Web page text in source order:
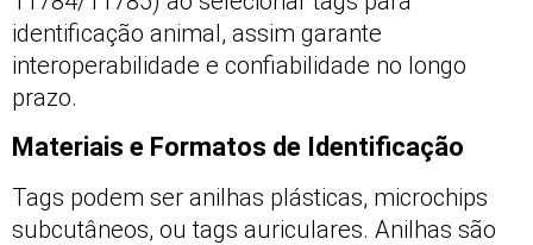
identificação animal, assim garante
interoperabilidade e confiabilidade no longo
prazo.
Materiais e Formatos de Identificação
Tags podem ser anilhas plásticas, microchips
subcutâneos, ou tags auriculares. Anilhas são